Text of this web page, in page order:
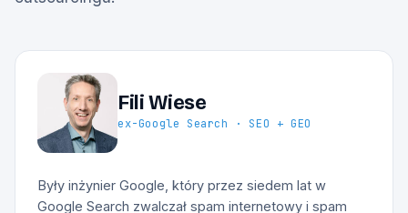
Fili Wiese
ex-Google Search · SEO + GEO
Były inżynier Google, który przez siedem lat w
Google Search zwalczał spam internetowy i spam